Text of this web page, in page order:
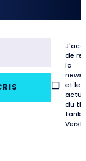
de
la
et les
du
tank